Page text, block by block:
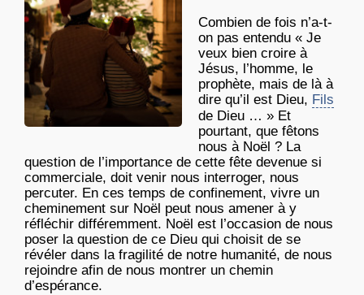
Combien de fois n’a-t-
on pas entendu « Je
veux bien croire à
Jésus, l’homme, le
prophète, mais de là à
dire qu’il est Dieu, Fils
de Dieu … » Et
pourtant, que fêtons
nous à Noël ? La
question de l’importance de cette fête devenue si
commerciale, doit venir nous interroger, nous
percuter. En ces temps de confinement, vivre un
cheminement sur Noël peut nous amener à y
réfléchir différemment. Noël est l’occasion de nous
poser la question de ce Dieu qui choisit de se
révéler dans la fragilité de notre humanité, de nous
rejoindre afin de nous montrer un chemin
d’espérance.